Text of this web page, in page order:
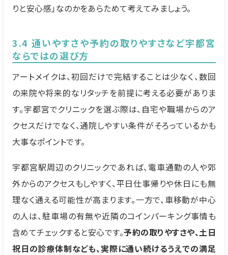
りと安心感」なのかをあらためて考えてみましょう。
3.4 通いやすさや予約の取りやすさなど宇都宮
ならではの選び方
アートメイクは、初回だけで完結することは少なく、数回
の来院や将来的なリタッチを前提に考える必要がありま
す。宇都宮でクリニックを選ぶ際は、自宅や職場からのア
クセスだけでなく、通院しやすい条件がそろっているかも
大事なポイントです。
宇都宮駅周辺のクリニックであれば、電車通勤の人や郊
外からのアクセスもしやすく、平日仕事帰りや休日にも無
理なく通える可能性が高まります。一方で、車移動が中心
の人は、駐車場の有無や近隣のコインパーキング事情も
含めてチェックすると安心です。予約の取りやすさや、土日
祝日の診療体制なども、実際に通い続けるうえでの満足